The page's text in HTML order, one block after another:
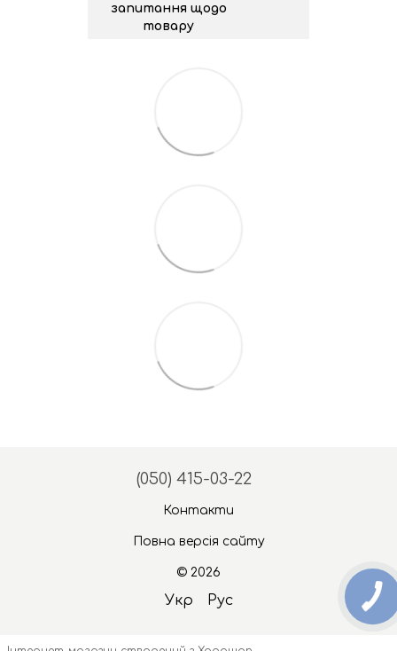
запитання щодо
товару
(050) 415-03-22
Контакти
Повна версія сайту
© 2026
Укр Рус